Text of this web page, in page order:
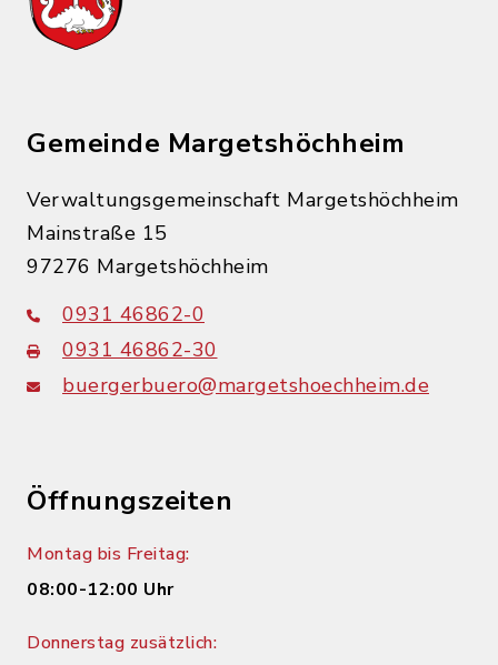
Gemeinde Margetshöchheim
Verwaltungsgemeinschaft Margetshöchheim
Mainstraße 15
97276 Margetshöchheim
0931 46862-0
0931 46862-30
buergerbuero@margetshoechheim.de
Öffnungszeiten
Montag bis Freitag:
08:00-12:00 Uhr
Donnerstag zusätzlich: